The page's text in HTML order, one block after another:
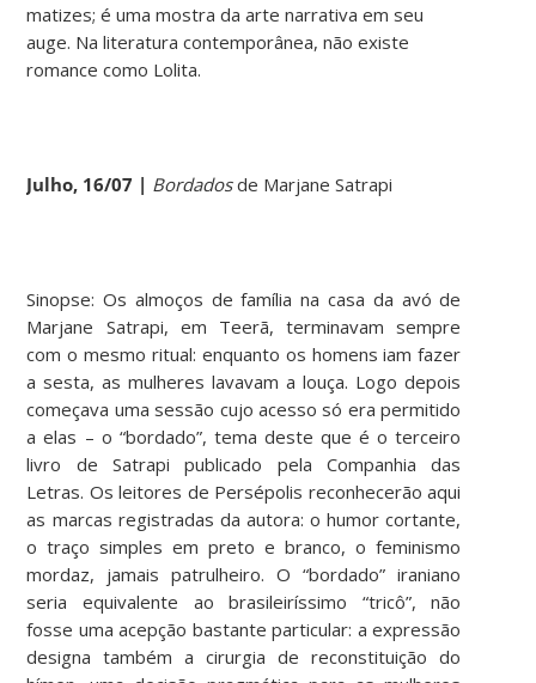
matizes; é uma mostra da arte narrativa em seu
auge. Na literatura contemporânea, não existe
romance como Lolita.
Julho, 16/07 | Bordadosde Marjane Satrapi
Sinopse: Os almoços de família na casa da avó de
Marjane Satrapi, em Teerã, terminavam sempre
com o mesmo ritual: enquanto os homens iam fazer
a sesta, as mulheres lavavam a louça. Logo depois
começava uma sessão cujo acesso só era permitido
a elas – o “bordado”, tema deste que é o terceiro
livro de Satrapi publicado pela Companhia das
Letras. Os leitores de Persépolis reconhecerão aqui
as marcas registradas da autora: o humor cortante,
o traço simples em preto e branco, o feminismo
mordaz, jamais patrulheiro. O “bordado” iraniano
seria equivalente ao brasileiríssimo “tricô”, não
fosse uma acepção bastante particular: a expressão
designa também a cirurgia de reconstituição do